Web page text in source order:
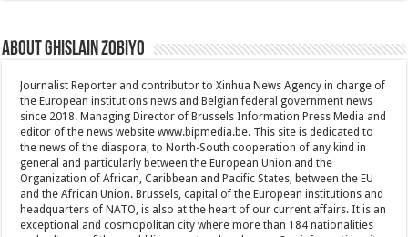
About Ghislain Zobiyo
Journalist Reporter and contributor to Xinhua News Agency in charge of
the European institutions news and Belgian federal government news
since 2018. Managing Director of Brussels Information Press Media and
editor of the news website www.bipmedia.be. This site is dedicated to
the news of the diaspora, to North-South cooperation of any kind in
general and particularly between the European Union and the
Organization of African, Caribbean and Pacific States, between the EU
and the African Union. Brussels, capital of the European institutions and
headquarters of NATO, is also at the heart of our current affairs. It is an
exceptional and cosmopolitan city where more than 184 nationalities